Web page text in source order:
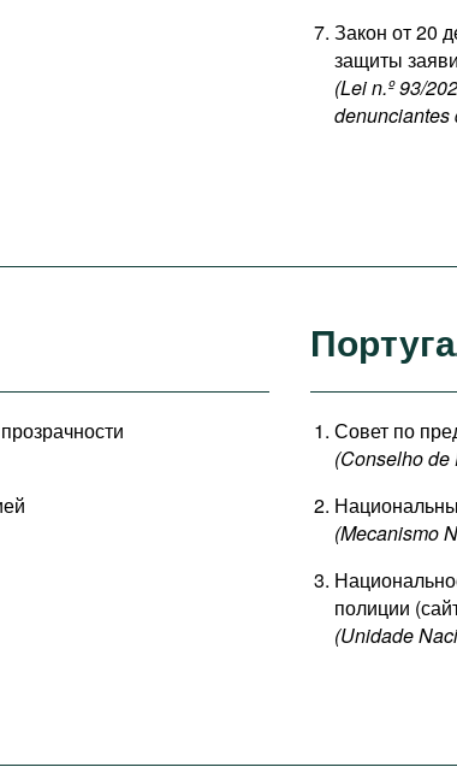
Закон от 20
защиты
(Lei n.º 93/
denunciantes
Совет по
(Conselho de
(Mecanismo
полиции
(Unidade